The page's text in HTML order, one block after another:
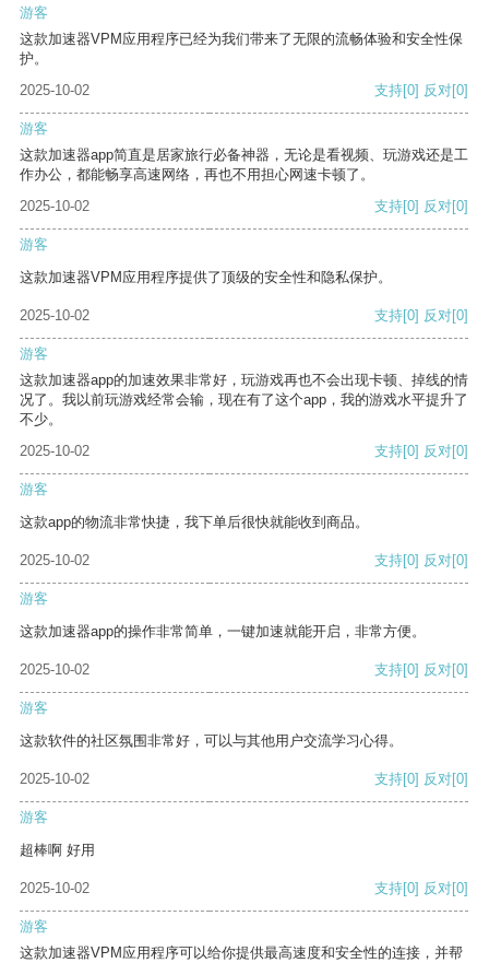
游客
这款加速器VPM应用程序已经为我们带来了无限的流畅体验和安全性保
护。
2025-10-02
支持[0] 反对[0]
游客
这款加速器app简直是居家旅行必备神器，无论是看视频、玩游戏还是工
作办公，都能畅享高速网络，再也不用担心网速卡顿了。
2025-10-02
支持[0] 反对[0]
游客
这款加速器VPM应用程序提供了顶级的安全性和隐私保护。
2025-10-02 支持[0] 反对[0]
游客
这款加速器app的加速效果非常好，玩游戏再也不会出现卡顿、掉线的情
况了。我以前玩游戏经常会输，现在有了这个app，我的游戏水平提升了
不少。
2025-10-02
支持[0] 反对[0]
游客
这款app的物流非常快捷，我下单后很快就能收到商品。
2025-10-02 支持[0] 反对[0]
游客
这款加速器app的操作非常简单，一键加速就能开启，非常方便。
2025-10-02 支持[0] 反对[0]
游客
这款软件的社区氛围非常好，可以与其他用户交流学习心得。
2025-10-02 支持[0] 反对[0]
游客
超棒啊 好用
2025-10-02 支持[0] 反对[0]
游客
这款加速器VPM应用程序可以给你提供最高速度和安全性的连接，并帮